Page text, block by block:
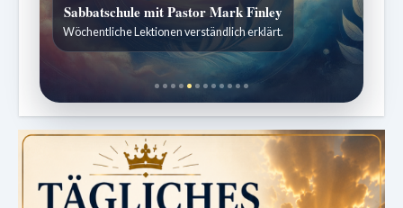
Sabbatschule mit Pastor Mark Finley
Wöchentliche Lektionen verständlich erklärt.